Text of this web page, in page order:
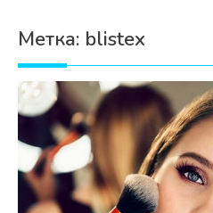
Дети
Свадьба
Дом
Жизнь
Хобби
Метка: blistex